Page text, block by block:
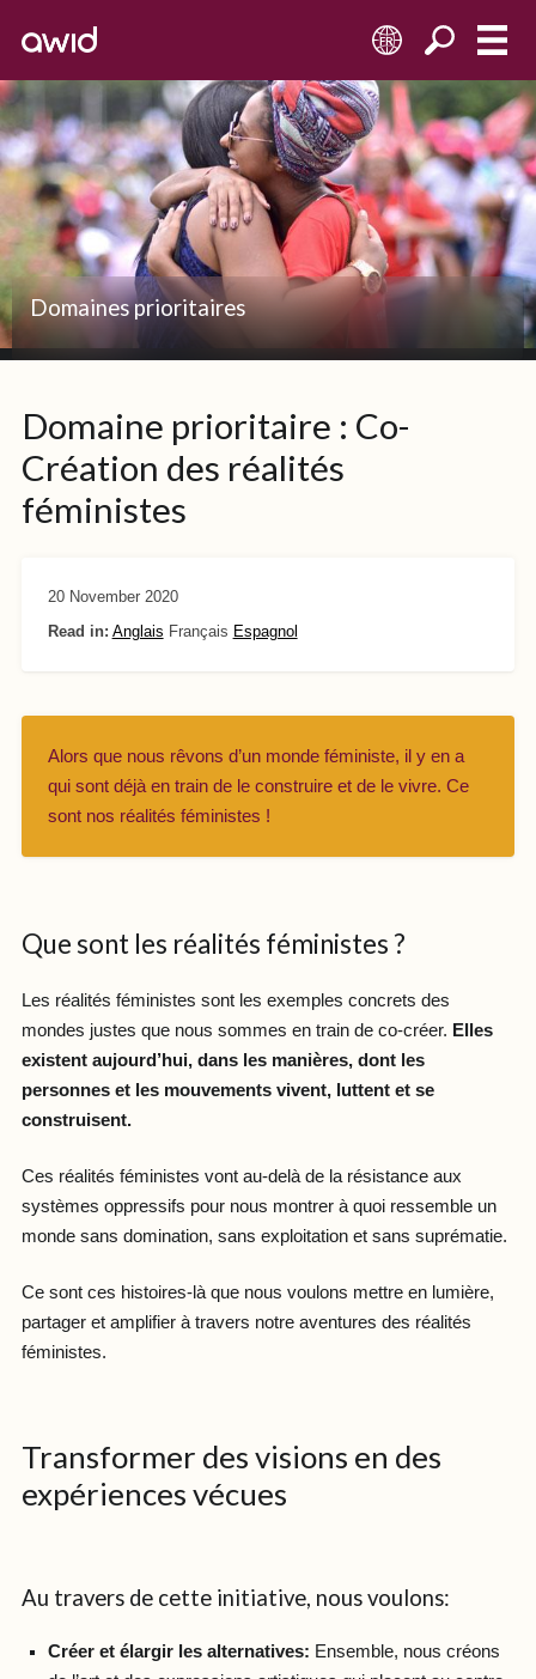
FR
Sabriya Simon
Marcha da Mulheres Negras 2016
Marcha da Mulheres Negras 2016
Marcha da Mulheres Negras 2016
Domaines prioritaires
Domaine prioritaire : Co-
Création des réalités
féministes
20 November 2020
Read in: Anglais Français Espagnol
Alors que nous rêvons d’un monde féministe, il y en a
qui sont déjà en train de le construire et de le vivre. Ce
sont nos réalités féministes !
Que sont les réalités féministes ?
Les réalités féministes sont les exemples concrets des
mondes justes que nous sommes en train de co-créer. Elles
existent aujourd’hui, dans les manières, dont les
personnes et les mouvements vivent, luttent et se
construisent.
Ces réalités féministes vont au-delà de la résistance aux
systèmes oppressifs pour nous montrer à quoi ressemble un
monde sans domination, sans exploitation et sans suprématie.
Ce sont ces histoires-là que nous voulons mettre en lumière,
partager et amplifier à travers notre aventures des réalités
féministes.
Transformer des visions en des
expériences vécues
Au travers de cette initiative, nous voulons:
Créer et élargir les alternatives: Ensemble, nous créons